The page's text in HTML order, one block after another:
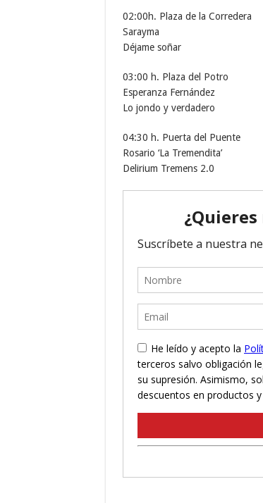
02:00h. Plaza de la Corredera
Sarayma
Déjame soñar
03:00 h. Plaza del Potro
Esperanza Fernández
Lo jondo y verdadero
04:30 h. Puerta del Puente
Rosario ‘La Tremendita’
Delirium Tremens 2.0